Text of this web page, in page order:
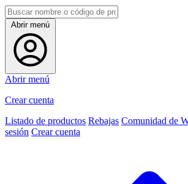
Abrir menú
Abrir menú
Crear cuenta
Listado de productos Rebajas Comunidad de
sesión Crear cuenta